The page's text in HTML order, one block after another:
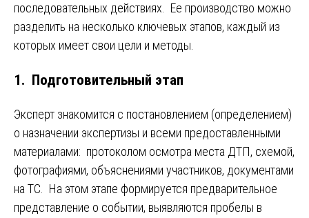
последовательных действиях. Ее производство можно
разделить на несколько ключевых этапов, каждый из
которых имеет свои цели и методы.
1. Подготовительный этап
Эксперт знакомится с постановлением (определением)
о назначении экспертизы и всеми предоставленными
материалами: протоколом осмотра места ДТП, схемой,
фотографиями, объяснениями участников, документами
на ТС. На этом этапе формируется предварительное
представление о событии, выявляются пробелы в